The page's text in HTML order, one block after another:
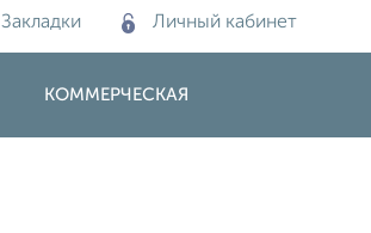
Закладки Личный кабинет
КОММЕРЧЕСКАЯ